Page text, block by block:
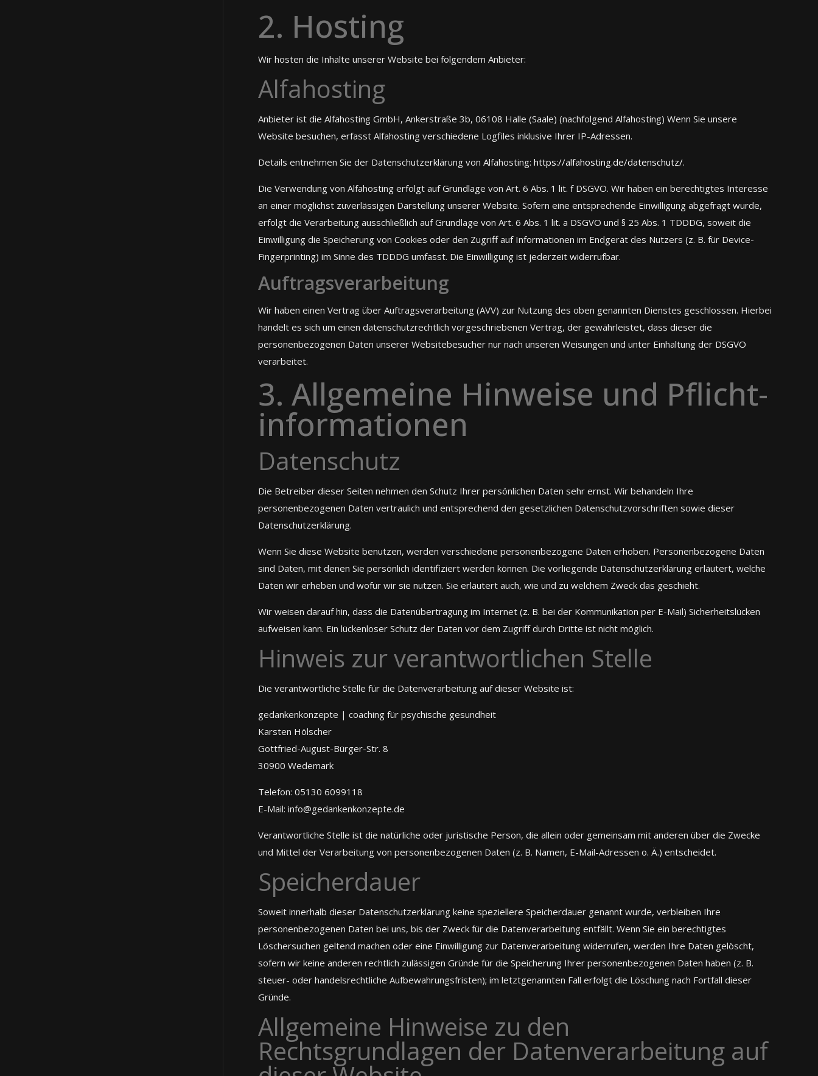
2. Hosting
Wir hosten die Inhalte unserer Website bei folgendem Anbieter:
Alfahosting
Anbieter ist die Alfahosting GmbH, Ankerstraße 3b, 06108 Halle (Saale) (nachfolgend Alfahosting) Wenn Sie unsere
Website besuchen, erfasst Alfahosting verschiedene Logfiles inklusive Ihrer IP-Adressen.
Details entnehmen Sie der Datenschutzerklärung von Alfahosting: https://alfahosting.de/datenschutz/.
Die Verwendung von Alfahosting erfolgt auf Grundlage von Art. 6 Abs. 1 lit. f DSGVO. Wir haben ein berechtigtes Interesse
an einer möglichst zuverlässigen Darstellung unserer Website. Sofern eine entsprechende Einwilligung abgefragt wurde,
erfolgt die Verarbeitung ausschließlich auf Grundlage von Art. 6 Abs. 1 lit. a DSGVO und § 25 Abs. 1 TDDDG, soweit die
Einwilligung die Speicherung von Cookies oder den Zugriff auf Informationen im Endgerät des Nutzers (z. B. für Device-
Fingerprinting) im Sinne des TDDDG umfasst. Die Einwilligung ist jederzeit widerrufbar.
Auftragsverarbeitung
Wir haben einen Vertrag über Auftragsverarbeitung (AVV) zur Nutzung des oben genannten Dienstes geschlossen. Hierbei
handelt es sich um einen datenschutzrechtlich vorgeschriebenen Vertrag, der gewährleistet, dass dieser die
personenbezogenen Daten unserer Websitebesucher nur nach unseren Weisungen und unter Einhaltung der DSGVO
verarbeitet.
3. Allgemeine Hinweise und Pflicht­
informationen
Datenschutz
Die Betreiber dieser Seiten nehmen den Schutz Ihrer persönlichen Daten sehr ernst. Wir behandeln Ihre
personenbezogenen Daten vertraulich und entsprechend den gesetzlichen Datenschutzvorschriften sowie dieser
Datenschutzerklärung.
Wenn Sie diese Website benutzen, werden verschiedene personenbezogene Daten erhoben. Personenbezogene Daten
sind Daten, mit denen Sie persönlich identifiziert werden können. Die vorliegende Datenschutzerklärung erläutert, welche
Daten wir erheben und wofür wir sie nutzen. Sie erläutert auch, wie und zu welchem Zweck das geschieht.
Wir weisen darauf hin, dass die Datenübertragung im Internet (z. B. bei der Kommunikation per E-Mail) Sicherheitslücken
aufweisen kann. Ein lückenloser Schutz der Daten vor dem Zugriff durch Dritte ist nicht möglich.
Hinweis zur verantwortlichen Stelle
Die verantwortliche Stelle für die Datenverarbeitung auf dieser Website ist:
gedankenkonzepte | coaching für psychische gesundheit
Karsten Hölscher
Gottfried-August-Bürger-Str. 8
30900 Wedemark
Telefon: 05130 6099118
E-Mail: info@gedankenkonzepte.de
Verantwortliche Stelle ist die natürliche oder juristische Person, die allein oder gemeinsam mit anderen über die Zwecke
und Mittel der Verarbeitung von personenbezogenen Daten (z. B. Namen, E-Mail-Adressen o. Ä.) entscheidet.
Speicherdauer
Soweit innerhalb dieser Datenschutzerklärung keine speziellere Speicherdauer genannt wurde, verbleiben Ihre
personenbezogenen Daten bei uns, bis der Zweck für die Datenverarbeitung entfällt. Wenn Sie ein berechtigtes
Löschersuchen geltend machen oder eine Einwilligung zur Datenverarbeitung widerrufen, werden Ihre Daten gelöscht,
sofern wir keine anderen rechtlich zulässigen Gründe für die Speicherung Ihrer personenbezogenen Daten haben (z. B.
steuer- oder handelsrechtliche Aufbewahrungsfristen); im letztgenannten Fall erfolgt die Löschung nach Fortfall dieser
Gründe.
Allgemeine Hinweise zu den
Rechtsgrundlagen der Datenverarbeitung auf